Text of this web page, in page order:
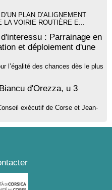
PLAN D’ALIGNEMENT
LA VOIRIE ROUTIÈRE E...
: Parrainage en
et déploiement d'une
l’égalité des chances dès le plus
d'Orezza, u 3
exécutif de Corse et Jean-